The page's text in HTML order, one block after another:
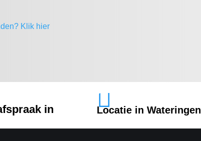
Klik hier
in 
Locatie in Wateringen